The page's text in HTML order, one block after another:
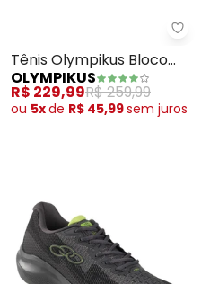
Tênis Olympikus Bloco
(Chumpo)
OLYMPIKUS
R$ 229,99R$ 259,99
ou 5xde R$ 45,99sem juros